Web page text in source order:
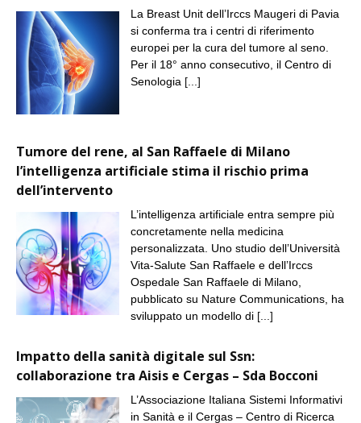
La Breast Unit dell’Irccs Maugeri di Pavia
si conferma tra i centri di riferimento
europei per la cura del tumore al seno.
Per il 18° anno consecutivo, il Centro di
Senologia [...]
Tumore del rene, al San Raffaele di Milano
l’intelligenza artificiale stima il rischio prima
dell’intervento
L’intelligenza artificiale entra sempre più
concretamente nella medicina
personalizzata. Uno studio dell’Università
Vita-Salute San Raffaele e dell’Irccs
Ospedale San Raffaele di Milano,
pubblicato su Nature Communications, ha
sviluppato un modello di [...]
Impatto della sanità digitale sul Ssn:
collaborazione tra Aisis e Cergas – Sda Bocconi
L’Associazione Italiana Sistemi Informativi
in Sanità e il Cergas – Centro di Ricerca